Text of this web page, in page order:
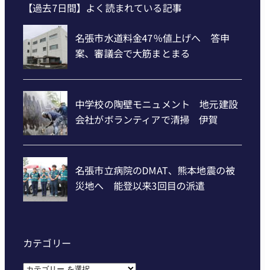
【過去7日間】よく読まれている記事
カテゴリー